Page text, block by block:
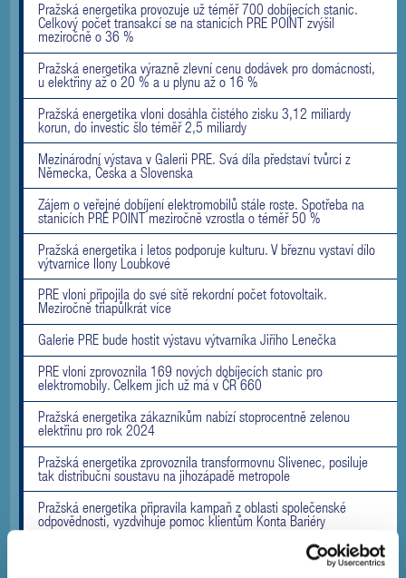
Pražská energetika provozuje už téměř 700 dobíjecích stanic.
Celkový počet transakcí se na stanicích PRE POINT zvýšil
meziročně o 36 %
Pražská energetika výrazně zlevní cenu dodávek pro domácnosti,
u elektřiny až o 20 % a u plynu až o 16 %
Pražská energetika vloni dosáhla čistého zisku 3,12 miliardy
korun, do investic šlo téměř 2,5 miliardy
Mezinárodní výstava v Galerii PRE. Svá díla představí tvůrci z
Německa, Česka a Slovenska
Zájem o veřejné dobíjení elektromobilů stále roste. Spotřeba na
stanicích PRE POINT meziročně vzrostla o téměř 50 %
Pražská energetika i letos podporuje kulturu. V březnu vystaví dílo
výtvarnice Ilony Loubkové
PRE vloni připojila do své sítě rekordní počet fotovoltaik.
Meziročně třiapůlkrát více
Galerie PRE bude hostit výstavu výtvarníka Jiřího Lenečka
PRE vloni zprovoznila 169 nových dobíjecích stanic pro
elektromobily. Celkem jich už má v ČR 660
Pražská energetika zákazníkům nabízí stoprocentně zelenou
elektřinu pro rok 2024
Pražská energetika zprovoznila transformovnu Slivenec, posiluje
tak distribuční soustavu na jihozápadě metropole
Pražská energetika připravila kampaň z oblasti společenské
odpovědnosti, vyzdvihuje pomoc klientům Konta Bariéry
Pražská energetika od září zlevní cenu za dodávku elektřiny pro